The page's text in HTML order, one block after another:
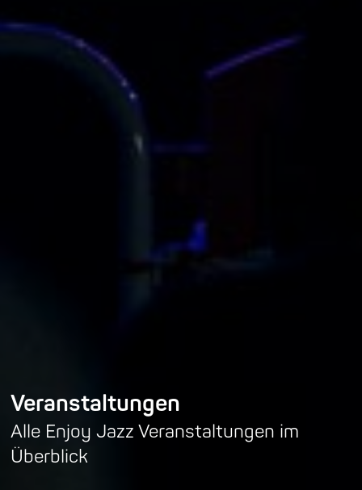
Veranstaltungen
Alle Enjoy Jazz Veranstaltungen im
Überblick